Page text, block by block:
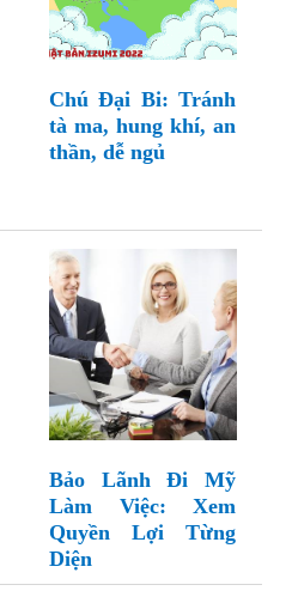
Chú Đại Bi: Tránh
tà ma, hung khí, an
thần, dễ ngủ
Bảo Lãnh Đi Mỹ
Làm Việc: Xem
Quyền Lợi Từng
Diện